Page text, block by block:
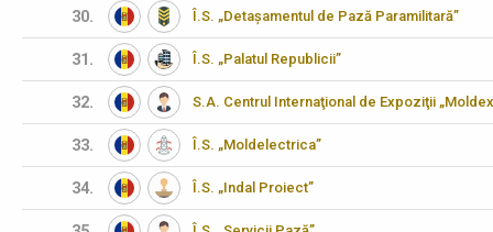
30. Î.S. „Detașamentul de Pază Paramilitară”
31. Î.S. „Palatul Republicii”
32. S.A. Centrul Internaţional de Expoziţii
33. Î.S. „Moldelectrica”
34. Î.S. „Indal Proiect”